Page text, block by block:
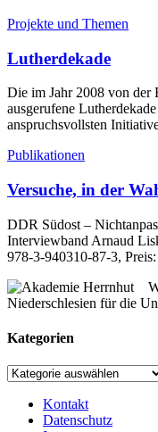
Projekte und Themen
Lutherdekade
Die im Jahr 2008 von der
ausgerufene
anspruchsvollsten
Publikationen
Versuche, in der
DDR Südost –
Interviewband Arnaud
978-3-940310-87-3,
Niederschlesien für die
Kategorien
Kategorien
Kontakt
Datenschutz